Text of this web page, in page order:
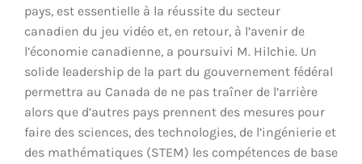
pays, est essentielle à la réussite du secteur
canadien du jeu vidéo et, en retour, à l’avenir de
l’économie canadienne, a poursuivi M. Hilchie. Un
solide leadership de la part du gouvernement fédéral
permettra au Canada de ne pas traîner de l’arrière
alors que d’autres pays prennent des mesures pour
faire des sciences, des technologies, de l’ingénierie et
des mathématiques (STEM) les compétences de base